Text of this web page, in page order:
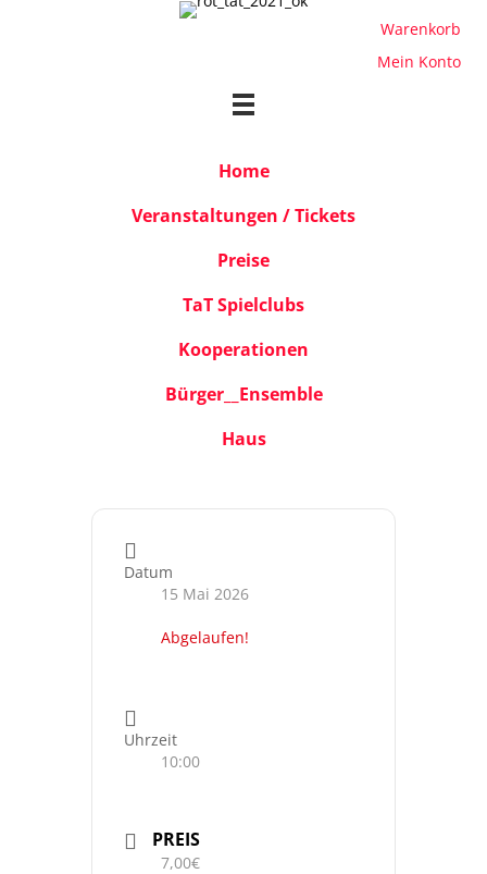
Warenkorb
Mein Konto
Home
Veranstaltungen / Tickets
Preise
TaT Spielclubs
Kooperationen
Bürger__Ensemble
Haus
Datum
15 Mai 2026
Abgelaufen!
Uhrzeit
10:00
PREIS
7,00€